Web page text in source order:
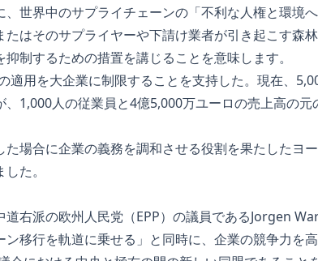
、世界中のサプライチェーンの「不利な人権と環境
たはそのサプライヤーや下請け業者が引き起こす森
制するための措置を講じることを意味します。
適用を大企業に制限することを支持した。現在、
、1,000人の従業員と4億5,000万ユーロの売上高の
場合に企業の義務を調和させる役割を果たしたヨ
た。
道右派の欧州人民党（EPP）の議員であるJorgen
移行を軌道に乗せる」と同時に、企業の競争力を高